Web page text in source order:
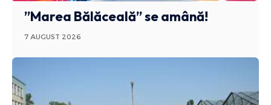
”Marea Bălăceală” se amână!
7 AUGUST 2026